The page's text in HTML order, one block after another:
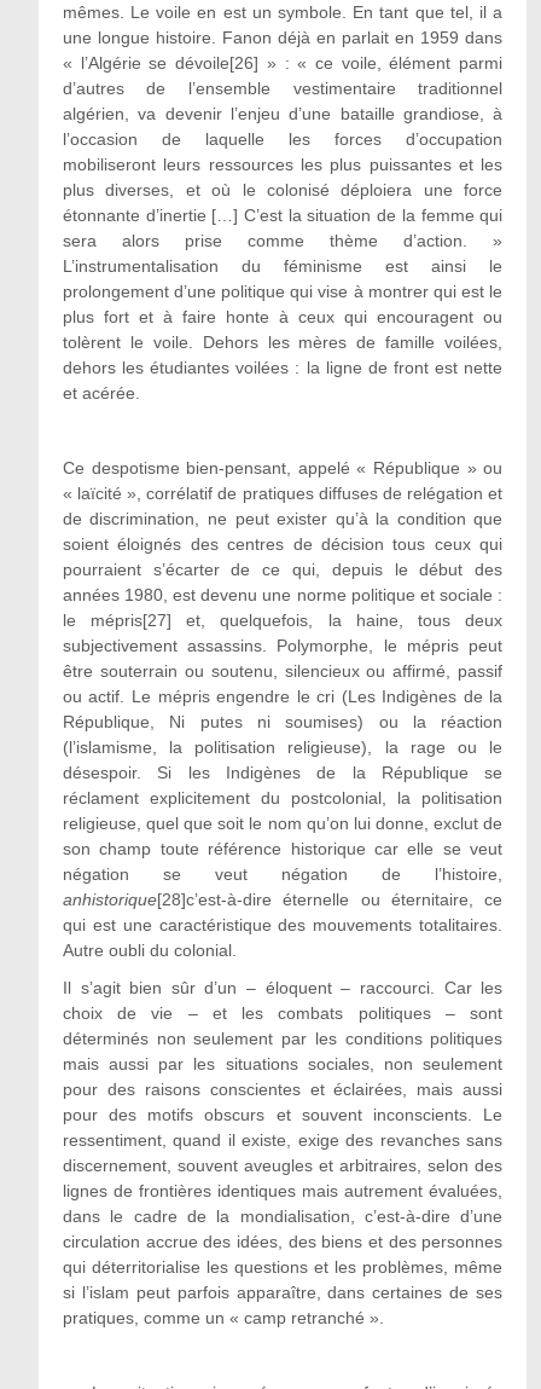
mêmes. Le voile en est un symbole. En tant que tel, il a
une longue histoire. Fanon déjà en parlait en 1959 dans
« l’Algérie se dévoile[26] » : « ce voile, élément parmi
d’autres de l’ensemble vestimentaire traditionnel
algérien, va devenir l’enjeu d’une bataille grandiose, à
l’occasion de laquelle les forces d’occupation
mobiliseront leurs ressources les plus puissantes et les
plus diverses, et où le colonisé déploiera une force
étonnante d’inertie […] C’est la situation de la femme qui
sera alors prise comme thème d’action. »
L’instrumentalisation du féminisme est ainsi le
prolongement d’une politique qui vise à montrer qui est le
plus fort et à faire honte à ceux qui encouragent ou
tolèrent le voile. Dehors les mères de famille voilées,
dehors les étudiantes voilées : la ligne de front est nette
et acérée.
Ce despotisme bien-pensant, appelé « République » ou
« laïcité », corrélatif de pratiques diffuses de relégation et
de discrimination, ne peut exister qu’à la condition que
soient éloignés des centres de décision tous ceux qui
pourraient s’écarter de ce qui, depuis le début des
années 1980, est devenu une norme politique et sociale :
le mépris[27] et, quelquefois, la haine, tous deux
subjectivement assassins. Polymorphe, le mépris peut
être souterrain ou soutenu, silencieux ou affirmé, passif
ou actif. Le mépris engendre le cri (Les Indigènes de la
République, Ni putes ni soumises) ou la réaction
(l’islamisme, la politisation religieuse), la rage ou le
désespoir. Si les Indigènes de la République se
réclament explicitement du postcolonial, la politisation
religieuse, quel que soit le nom qu’on lui donne, exclut de
son champ toute référence historique car elle se veut
négation se veut négation de l’histoire,
anhistorique[28]c’est-à-dire éternelle ou éternitaire, ce
qui est une caractéristique des mouvements totalitaires.
Autre oubli du colonial.
Il s’agit bien sûr d’un – éloquent – raccourci. Car les
choix de vie – et les combats politiques – sont
déterminés non seulement par les conditions politiques
mais aussi par les situations sociales, non seulement
pour des raisons conscientes et éclairées, mais aussi
pour des motifs obscurs et souvent inconscients. Le
ressentiment, quand il existe, exige des revanches sans
discernement, souvent aveugles et arbitraires, selon des
lignes de frontières identiques mais autrement évaluées,
dans le cadre de la mondialisation, c’est-à-dire d’une
circulation accrue des idées, des biens et des personnes
qui déterritorialise les questions et les problèmes, même
si l’islam peut parfois apparaître, dans certaines de ses
pratiques, comme un « camp retranché ».